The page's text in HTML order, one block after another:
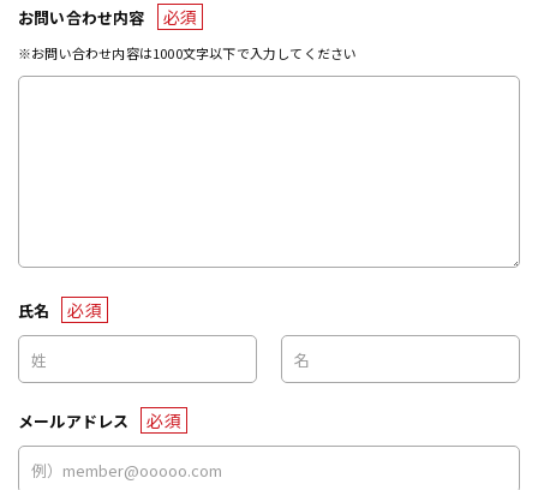
お問い合わせ内容 必須
※お問い合わせ内容は1000文字以下で入力してください
氏名 必須
メールアドレス 必須